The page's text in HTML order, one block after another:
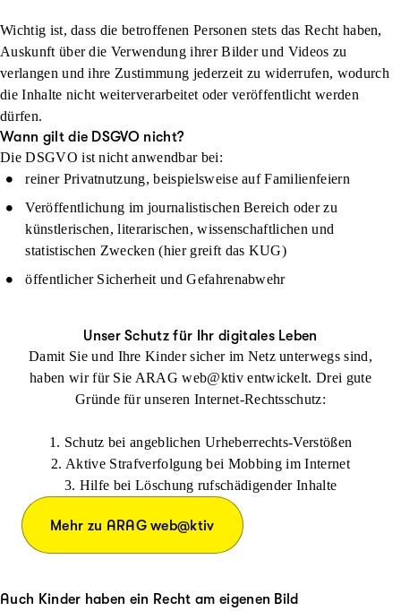
Wichtig ist, dass die betroffenen Personen stets das Recht haben,
Auskunft über die Verwendung ihrer Bilder und Videos zu
verlangen und ihre Zustimmung jederzeit zu widerrufen, wodurch
die Inhalte nicht weiterverarbeitet oder veröffentlicht werden
dürfen.
Wann gilt die DSGVO nicht?
Die DSGVO ist nicht anwendbar bei:
reiner Privatnutzung, beispielsweise auf Familienfeiern
Veröffentlichung im journalistischen Bereich oder zu
künstlerischen, literarischen, wissenschaftlichen und
statistischen Zwecken (hier greift das KUG)
öffentlicher Sicherheit und Gefahrenabwehr
Unser Schutz für Ihr digitales Leben
Damit Sie und Ihre Kinder sicher im Netz unterwegs sind,
haben wir für Sie ARAG web@ktiv entwickelt. Drei gute
Gründe für unseren Internet-Rechtsschutz:
1. Schutz bei angeblichen Urheberrechts-Verstößen
2. Aktive Strafverfolgung bei Mobbing im Internet
3. Hilfe bei Löschung rufschädigender Inhalte
Mehr zu ARAG web@ktiv
Auch Kinder haben ein Recht am eigenen Bild